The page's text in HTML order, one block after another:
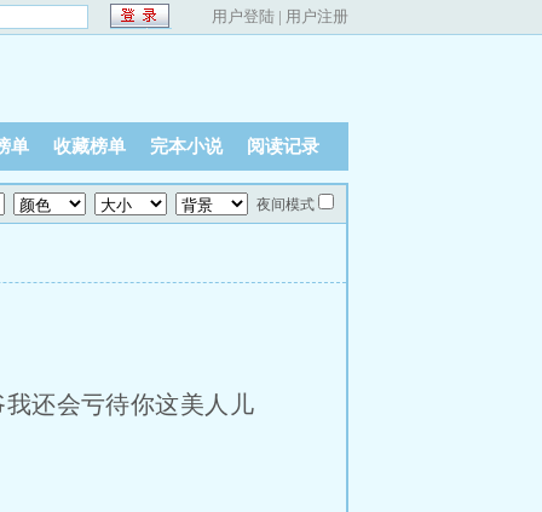
用户登陆 | 用户注册
单 收藏榜单 完本小说 阅读记录
夜间模式
还会亏待你这美人儿